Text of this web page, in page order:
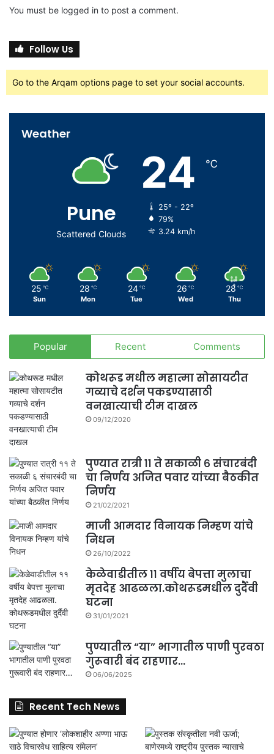
You must be logged in to post a comment.
Follow Us
Go to the Arqam options page to set your social accounts.
Weather
Pune
Scattered Clouds
24 ℃
25º - 22º
79%
3.24 km/h
25 ℃
Sun
28 ℃
Mon
24 ℃
Tue
26 ℃
Wed
28 ℃
Thu
Popular Recent Comments
कोथरूड मधील महात्मा सोसायटीत
गव्याचे दर्शन पकडण्यासाठी
वनखात्याची टीम दाखल
09/12/2020
पुण्यात रात्री ११ ते सकाळी ६ संचारबंदी
चा निर्णय अजित पवार यांच्या बैठकीत
निर्णय
21/02/2021
माजी आमदार विनायक निम्हण यांचे
निधन
26/10/2022
केळेवाडीतील ११ वर्षीय बेपत्ता मुलाचा
मृतदेह आढळला.कोथरूडमधील दुर्दैवी
घटना
31/01/2021
पुण्यातील “या” भागातील पाणी पुरवठा
गुरूवारी बंद राहणार…
06/06/2025
Recent Tech News